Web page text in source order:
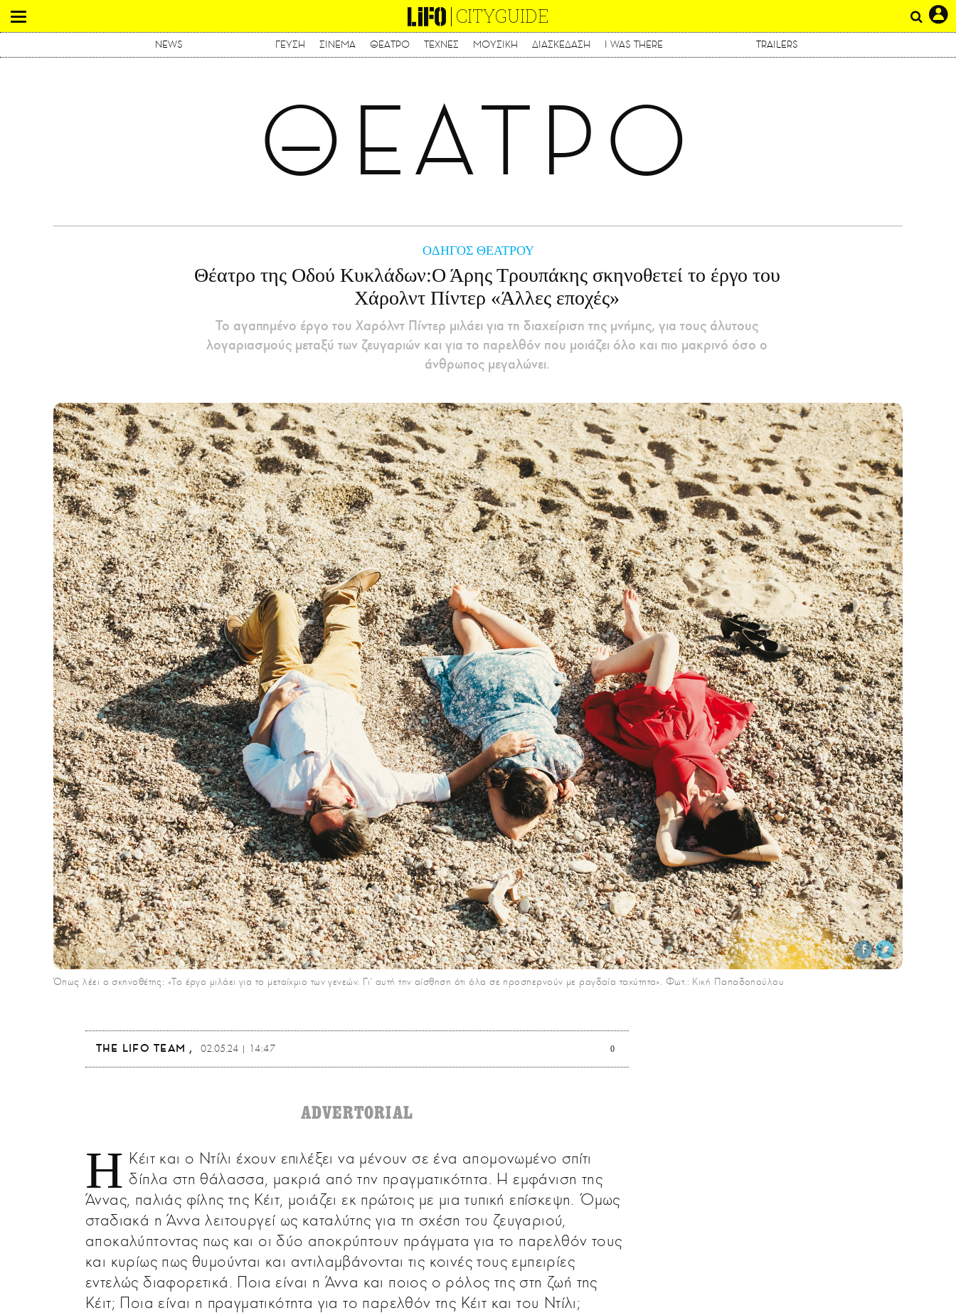
περιεχόμενο
CITYGUIDE
NEWS ΓΕΥΣΗ ΣΙΝΕΜΑ ΘΕΑΤΡΟ ΤΕΧΝΕΣ ΜΟΥΣΙΚΗ ΔΙΑΣΚΕΔΑΣΗ I WAS THERE TRAILERS
ΘΕΑΤΡΟ
ΟΔΗΓΟΣ ΘΕΑΤΡΟΥ
Θέατρο της Οδού Κυκλάδων:Ο Άρης Τρουπάκης σκηνοθετεί το έργο του
Χάρολντ Πίντερ «Άλλες εποχές»
Το αγαπημένο έργο του Χαρόλντ Πίντερ μιλάει για τη διαχείριση της μνήμης, για τους άλυτους
λογαριασμούς μεταξύ των ζευγαριών και για το παρελθόν που μοιάζει όλο και πιο μακρινό όσο ο
άνθρωπος μεγαλώνει.
Όπως λέει ο σκηνοθέτης: «Το έργο μιλάει για το μεταίχμιο των γενεών. Γι’ αυτή την αίσθηση ότι όλα σε προσπερνούν με ραγδαία ταχύτητα». Φωτ.: Κική Παπαδοπούλου
THE LIFO TEAM 02.05.24 | 14:47 0
ADVERTORIAL
Η Κέιτ και ο Ντίλι έχουν επιλέξει να μένουν σε ένα απομονωμένο σπίτι
δίπλα στη θάλασσα, μακριά από την πραγματικότητα. Η εμφάνιση της
Άννας, παλιάς φίλης της Κέιτ, μοιάζει εκ πρώτοις με μια τυπική επίσκεψη. Όμως
σταδιακά η Άννα λειτουργεί ως καταλύτης για τη σχέση του ζευγαριού,
αποκαλύπτοντας πως και οι δύο αποκρύπτουν πράγματα για το παρελθόν τους
και κυρίως πως θυμούνται και αντιλαμβάνονται τις κοινές τους εμπειρίες
εντελώς διαφορετικά. Ποια είναι η Άννα και ποιος ο ρόλος της στη ζωή της
Κέιτ; Ποια είναι η πραγματικότητα για το παρελθόν της Κέιτ και του Ντίλι;